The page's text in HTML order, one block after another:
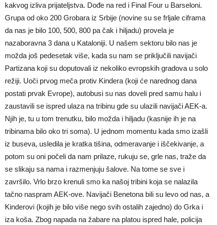
kakvog izliva prijateljstva. Dođe na red i Final Four u Barseloni.
Grupa od oko 200 Grobara iz Srbije (novine su se frljale ciframa
da nas je bilo 100, 500, 800 pa čak i hiljadu) provela je
nazaboravna 3 dana u Kataloniji. U našem sektoru bilo nas je
možda još pedesetak više, kada su nam se priključili navijači
Partizana koji su doputovali iz nekoliko evropskih gradova u solo
režiji. Uoči prvog meča protiv Kindera (koji će narednog dana
postati prvak Evrope), autobusi su nas doveli pred samu halu i
zaustavili se ispred ulaza na tribinu gde su ulazili navijači AEK-a.
Njih je, tu u tom trenutku, bilo možda i hiljadu (kasnije ih je na
tribinama bilo oko tri soma). U jednom momentu kada smo izašli
iz buseva, usledila je kratka tišina, odmeravanje i iščekivanje, a
potom su oni počeli da nam prilaze, rukuju se, grle nas, traže da
se slikaju sa nama i razmenjuju šalove. Na tome se sve i
završilo. Vrlo brzo krenuli smo ka našoj tribini koja se nalazila
tačno naspram AEK-ove. Navijači Benetona bili su levo od nas, a
Kinderovi (kojih je bilo više nego svih ostalih zajedno) do Grka i
iza koša. Zbog napada na žabare na platou ispred hale, policija